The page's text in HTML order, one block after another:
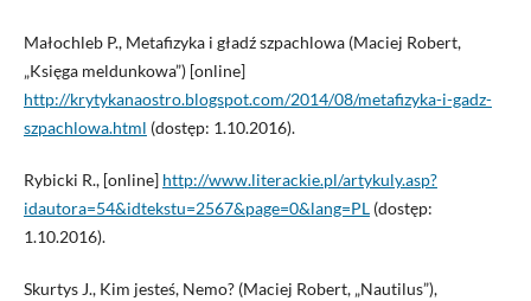
Małochleb P., Metafizyka i gładź szpachlowa (Maciej Robert,
„Księga meldunkowa”) [online]
http://krytykanaostro.blogspot.com/2014/08/metafizyka-i-gadz-
szpachlowa.html (dostęp: 1.10.2016).
Rybicki R., [online] http://www.literackie.pl/artykuly.asp?
idautora=54&idtekstu=2567&page=0&lang=PL(dostęp:
1.10.2016).
Skurtys J., Kim jesteś, Nemo? (Maciej Robert, „Nautilus”),